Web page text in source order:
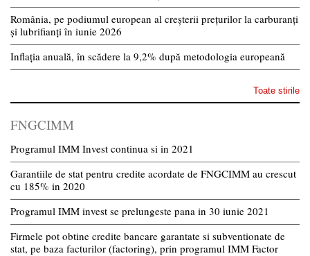
România, pe podiumul european al creșterii prețurilor la carburanți
și lubrifianți în iunie 2026
Inflația anuală, în scădere la 9,2% după metodologia europeană
Toate stirile
FNGCIMM
Programul IMM Invest continua si in 2021
Garantiile de stat pentru credite acordate de FNGCIMM au crescut
cu 185% in 2020
Programul IMM invest se prelungeste pana in 30 iunie 2021
Firmele pot obtine credite bancare garantate si subventionate de
stat, pe baza facturilor (factoring), prin programul IMM Factor